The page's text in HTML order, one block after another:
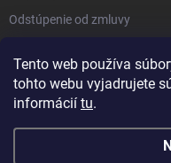
Tento web používa
tohto webu vyjadrujete
informácií tu.
Odstúpenie od zmluvy